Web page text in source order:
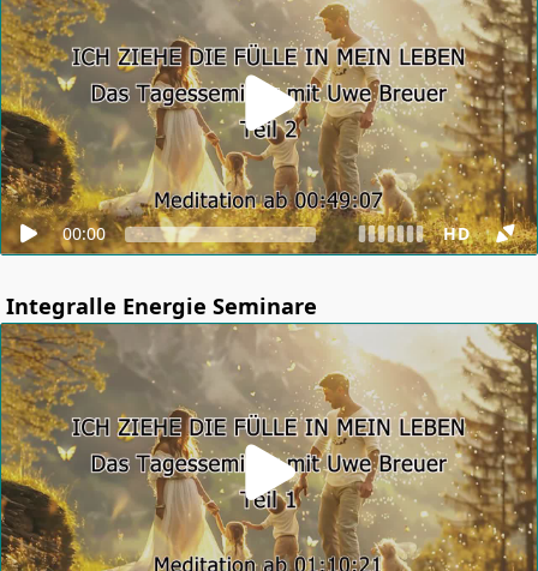
00:00 HD
Integralle Energie Seminare